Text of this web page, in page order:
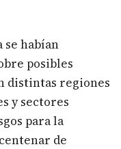
se habían
posibles
distintas regiones
y sectores
para la
de